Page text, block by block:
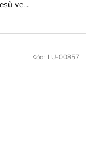
ve...
Kód: LU-00857